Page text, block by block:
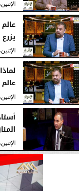
الإثنين، 3 أغسطس 2026
الإثنين، 3 أغسطس 2026
الإثنين، 3 أغسطس 2026
الإثنين، 3 أغسطس 2026